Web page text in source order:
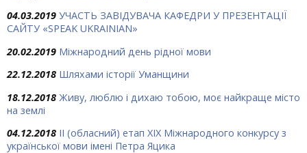
04.03.2019 УЧАСТЬ ЗАВІДУВАЧА КАФЕДРИ У ПРЕЗЕНТАЦІЇ
САЙТУ «SPEAK UKRAINIAN»
20.02.2019 Міжнародний день рідної мови
22.12.2018 Шляхами історії Уманщини
18.12.2018 Живу, люблю і дихаю тобою, моє найкраще місто
на землі
04.12.2018 ІІ (обласний) етап ХІХ Міжнародного конкурсу з
української мови імені Петра Яцика